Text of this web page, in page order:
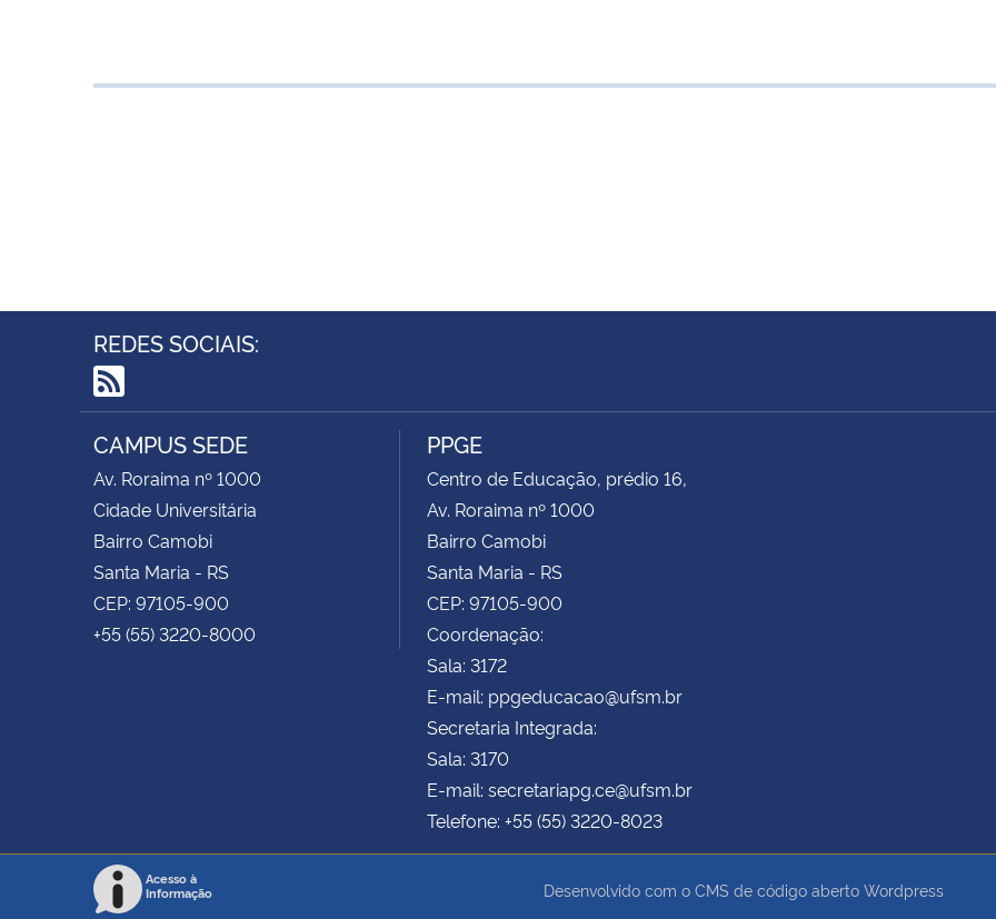
REDES SOCIAIS:
RSS
CAMPUS SEDE
Av. Roraima nº 1000
Cidade Universitária
Bairro Camobi
Santa Maria - RS
CEP: 97105-900
+55 (55) 3220-8000
PPGE
Centro de Educação, prédio 16,
Av. Roraima nº 1000
Bairro Camobi
Santa Maria - RS
CEP: 97105-900
Coordenação:
Sala: 3172
E-mail: ppgeducacao@ufsm.br
Secretaria Integrada:
Sala: 3170
E-mail: secretariapg.ce@ufsm.br
Telefone: +55 (55) 3220-8023
Acesso à
Informação
Desenvolvido com o CMS de código aberto Wordpress